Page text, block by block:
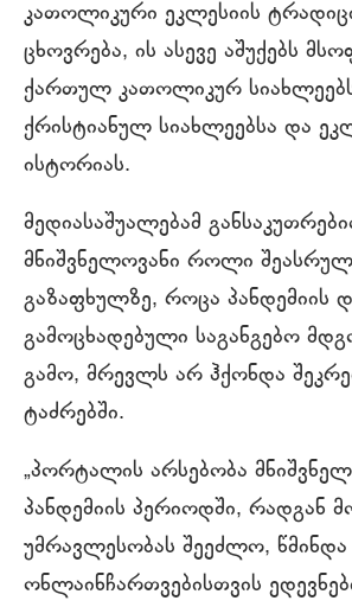
კათოლიკური ეკლესიის
ცხოვრება, ის ასევე აშუქებს
ქართულ კათოლიკურ
ქრისტიანულ სიახლეებსა და
ისტორიას.
მედიასაშუალებამ
მნიშვნელოვანი როლი
გაზაფხულზე, როცა პანდემიის
გამოცხადებული საგანგებო
გამო, მრევლს არ ჰქონდა
ტაძრებში.
„პორტალის არსებობა
პანდემიის პერიოდში, რადგან
უმრავლესობას შეეძლო, წმინდა
ონლაინჩართვებისთვის